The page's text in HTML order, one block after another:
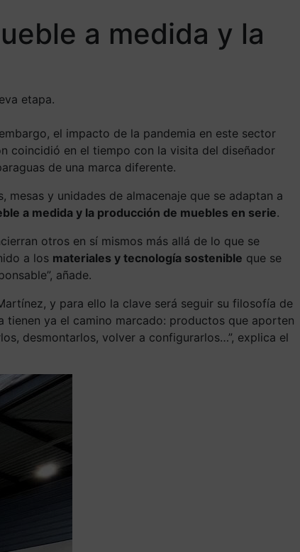
a medida y la
etapa.
el impacto de la pandemia en este sector
coincidió en el tiempo con la visita del diseñador
de una marca diferente.
mesas y unidades de almacenaje que se adaptan a
a medida y la producción de muebles en serie.
otros en sí mismos más allá de lo que se
a los materiales y tecnología sostenible que se
añade.
y para ello la clave será seguir su filosofía de
tienen ya el camino marcado: productos que aporten
desmontarlos, volver a configurarlos…”, explica el